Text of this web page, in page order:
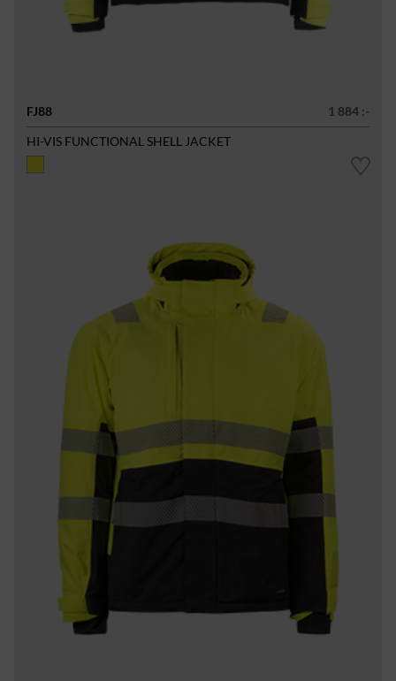
FJ88
1 884 :-
HI-VIS FUNCTIONAL SHELL JACKET